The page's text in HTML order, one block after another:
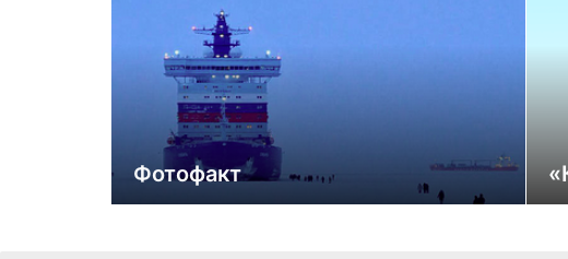
Фотофакт